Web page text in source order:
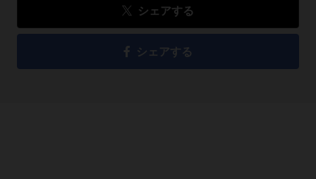
シェアする
シェアする